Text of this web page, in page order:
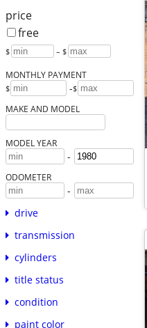
price
free
$ – $
MONTHLY PAYMENT
$ -$
MAKE AND MODEL
MODEL YEAR
-
ODOMETER
-
drive
transmission
cylinders
title status
condition
paint color